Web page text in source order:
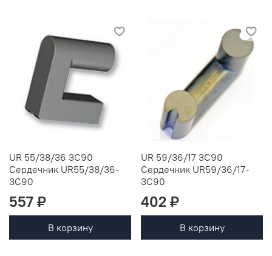
UR 55/38/36 3C90
Сердечник UR55/38/36-
3C90
557 ₽
В корзину
UR 59/36/17 3C90
Сердечник UR59/36/17-
3C90
402 ₽
В корзину